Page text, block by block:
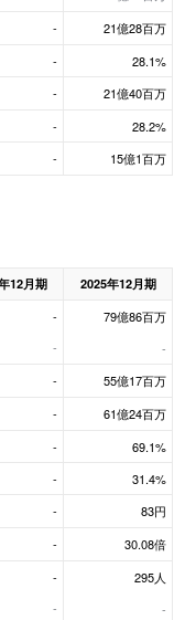
- 21億28百万
- 28.1%
- 21億40百万
- 28.2%
- 15億1百万
12月期
2025年12月期
-
-
79億86百万
-
- 55億17百万
- 61億24百万
- 69.1%
- 31.4%
- 83円
- 30.08倍
-
-
295人
-